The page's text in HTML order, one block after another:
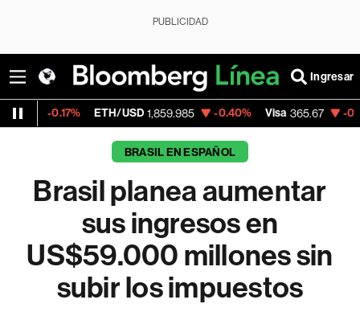
PUBLICIDAD
Ingresar
ETH/USD 1,859.985 -0.40% Visa 365.67 -0.13%
BRASIL EN ESPAÑOL
Brasil planea aumentar
sus ingresos en
US$59.000 millones sin
subir los impuestos